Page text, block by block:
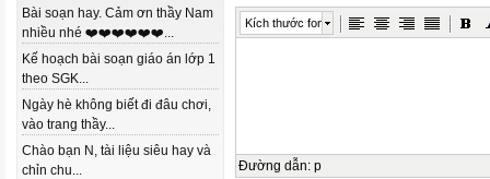
Bài soạn hay. Cảm ơn thầy Nam
nhiều nhé ❤️❤️❤️❤️❤️❤️...
Kế hoạch bài soạn giáo án lớp 1
theo SGK...
Ngày hè không biết đi đâu chơi,
vào trang thầy...
Chào bạn N, tài liệu siêu hay và
chỉn chu...
Kích thước font
Đường dẫn: p